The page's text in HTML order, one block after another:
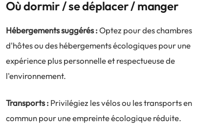
Où dormir / se déplacer / manger
Hébergements suggérés :Optez pour des chambres
d'hôtes ou des hébergements écologiques pour une
expérience plus personnelle et respectueuse de
l'environnement.
Transports : Privilégiez les vélos ou les transports en
commun pour une empreinte écologique réduite.